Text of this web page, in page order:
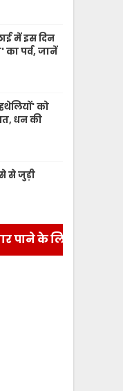
में इस दिन
का पर्व, जानें
को
धन की
से जुड़ी
पाने के लिए